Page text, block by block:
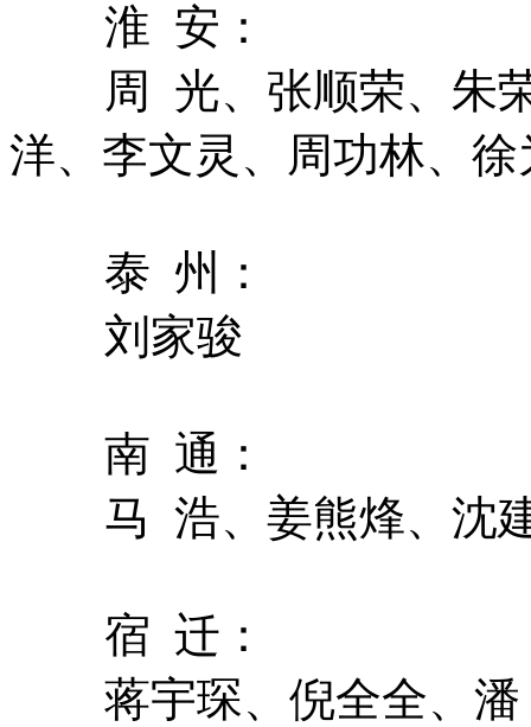
淮 安：
周 光、张顺荣、朱
洋、李文灵、周功林、
泰 州：
刘家骏
南 通：
马 浩、姜熊烽、沈
宿 迁：
蒋宇琛、倪全全、